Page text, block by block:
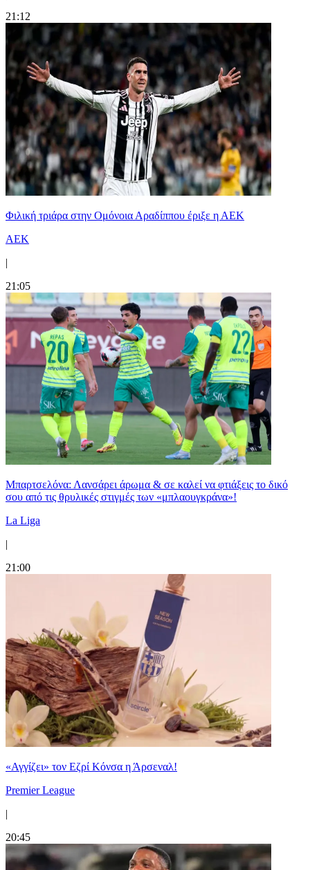
21:12
Φιλική τριάρα στην Ομόνοια Αραδίππου έριξε η ΑΕΚ
ΑΕΚ
|
21:05
Μπαρτσελόνα: Λανσάρει άρωμα & σε καλεί να φτιάξεις το δικό
σου από τις θρυλικές στιγμές των «μπλαουγκράνα»!
La Liga
|
21:00
«Αγγίζει» τον Εζρί Κόνσα η Άρσεναλ!
Premier League
|
20:45